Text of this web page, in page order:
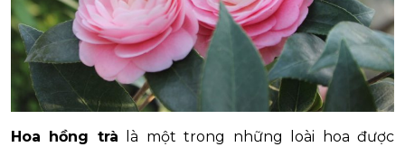
Hoa hồng trà là một trong những loài hoa được